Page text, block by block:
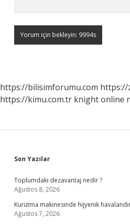
https://bilisimforumu.com https://
https://kimu.com.tr knight online
Sidebar
Son Yazılar
Toplumdaki dezavantaj nedir ?
Ağustos 8, 2026
Kurutma makinesinde hijyenik
Ağustos 7, 2026